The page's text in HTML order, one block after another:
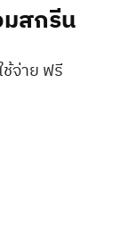
มสกรีน
จ่าย ฟรี